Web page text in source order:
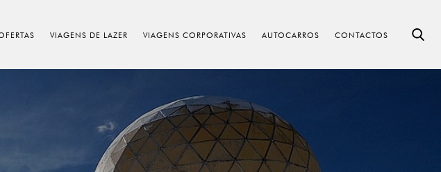
VIAGENS DE LAZER VIAGENS CORPORATIVAS AUTOCARROS CONTACTOS